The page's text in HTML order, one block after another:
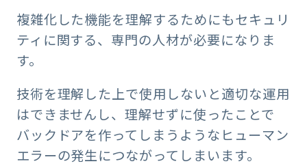
複雑化した機能を理解するためにもセキュリ
ティに関する、専門の人材が必要になりま
す。
技術を理解した上で使用しないと適切な運用
はできませんし、理解せずに使ったことで
バックドアを作ってしまうようなヒューマン
エラーの発生につながってしまいます。